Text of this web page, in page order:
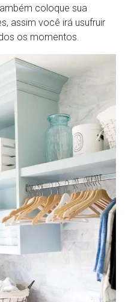
coloque sua
assim você irá usufruir
os momentos.